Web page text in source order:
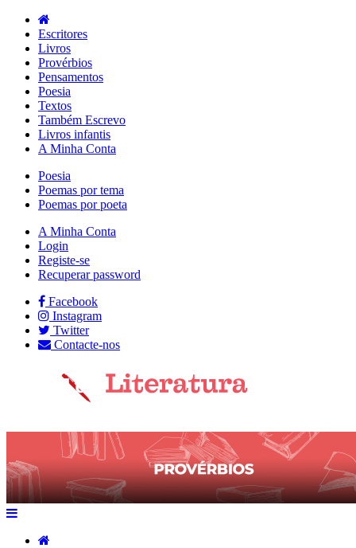
Escritores
Livros
Provérbios
Pensamentos
Poesia
Textos
Também Escrevo
Livros infantis
A Minha Conta
Poesia
Poemas por tema
Poemas por poeta
A Minha Conta
Login
Registe-se
Recuperar password
Facebook
Instagram
Twitter
Contacte-nos